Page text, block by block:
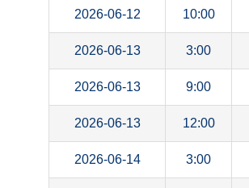
2026-06-12 10:00
2026-06-13 3:00
2026-06-13 9:00
2026-06-13 12:00
2026-06-14 3:00